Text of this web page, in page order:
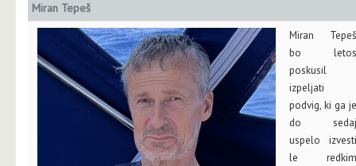
Miran Tepeš
Miran Tepeš
bo letos
poskusil
izpeljati
podvig, ki ga je
do sedaj
uspelo izvesti
le redkim